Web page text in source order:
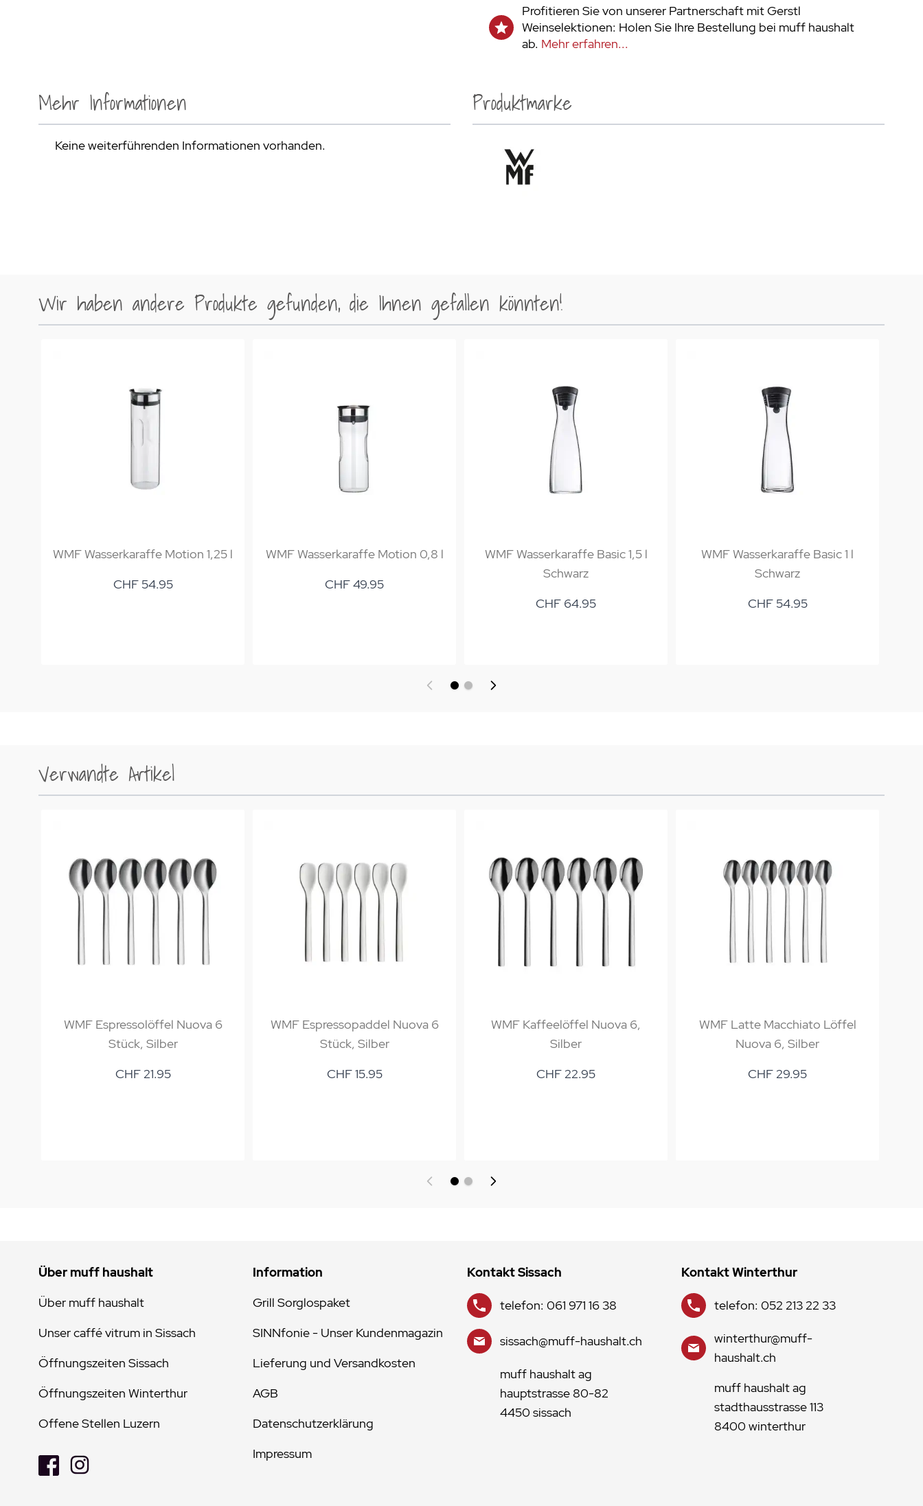
Profitieren Sie von unserer Partnerschaft mit Gerstl
Weinselektionen: Holen Sie Ihre Bestellung bei muff haushalt
ab. Mehr erfahren...
Mehr Informationen
Keine weiterführenden Informationen vorhanden.
Produktmarke
Wir haben andere Produkte gefunden, die Ihnen gefallen könnten!
WMF Wasserkaraffe Motion 1,25 l
CHF 54.95
WMF Wasserkaraffe Motion 0,8 l
CHF 49.95
WMF Wasserkaraffe Basic 1,5 l
Schwarz
CHF 64.95
WMF Wasserkaraffe Basic 1 l
Schwarz
CHF 54.95
Verwandte Artikel
WMF Espressolöffel Nuova 6
Stück, Silber
CHF 21.95
WMF Espressopaddel Nuova 6
Stück, Silber
CHF 15.95
WMF Kaffeelöffel Nuova 6,
Silber
CHF 22.95
WMF Latte Macchiato Löffel
Nuova 6, Silber
CHF 29.95
Über muff haushalt
Über muff haushalt
Unser caffé vitrum in Sissach
Öffnungszeiten Sissach
Öffnungszeiten Winterthur
Offene Stellen Luzern
Information
Grill Sorglospaket
SINNfonie - Unser Kundenmagazin
Lieferung und Versandkosten
AGB
Datenschutzerklärung
Impressum
Kontakt Sissach
telefon: 061 971 16 38
sissach@muff-haushalt.ch
muff haushalt ag
hauptstrasse 80-82
4450 sissach
Kontakt Winterthur
telefon: 052 213 22 33
winterthur@muff-
haushalt.ch
muff haushalt ag
stadthausstrasse 113
8400 winterthur